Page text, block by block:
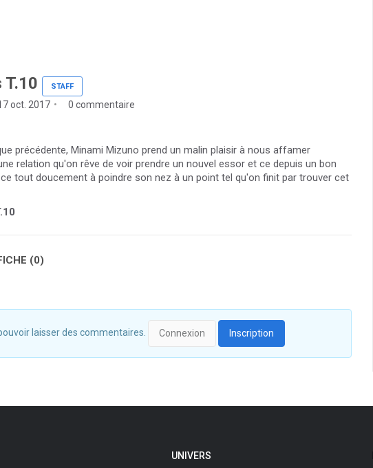
T.10 STAFF
oct. 2017 0 commentaire
précédente, Minami Mizuno prend un malin plaisir à nous affamer
relation qu'on rêve de voir prendre un nouvel essor et ce depuis un bon
tout doucement à poindre son nez à un point tel qu'on finit par trouver cet
(0)
laisser des commentaires. Connexion Inscription
UNIVERS